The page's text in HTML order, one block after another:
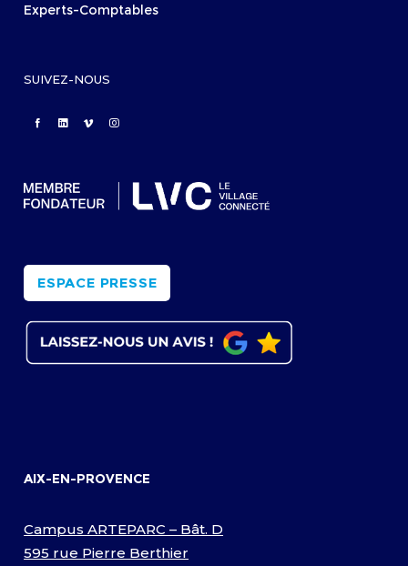
Experts-Comptables
SUIVEZ-NOUS
ESPACE PRESSE
AIX-EN-PROVENCE
Campus ARTEPARC – Bât. D
595 rue Pierre Berthier